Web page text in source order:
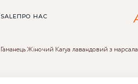
SALEПРО НАС
Гаманець Жіночий Karya лавандовий з марсала